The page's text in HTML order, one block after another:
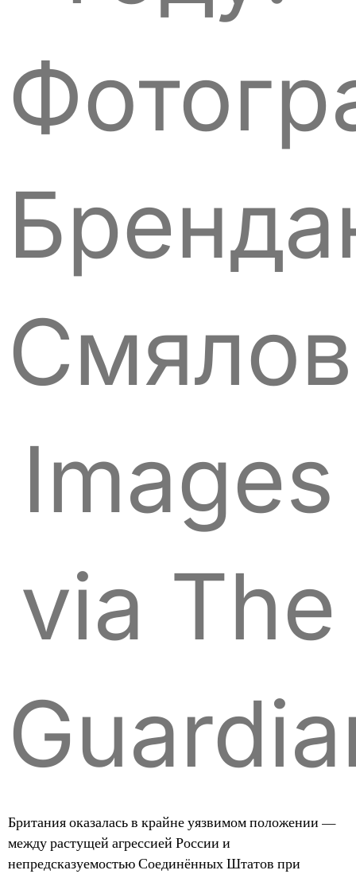
Images
via The
Британия оказалась в крайне уязвимом положении —
между растущей агрессией России и
непредсказуемостью Соединённых Штатов при